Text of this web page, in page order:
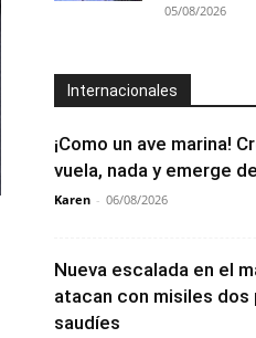
05/08/2026
Internacionales
¡Como un ave marina!
vuela, nada y emerge
Karen - 06/08/2026
Nueva escalada en el
atacan con misiles
saudíes